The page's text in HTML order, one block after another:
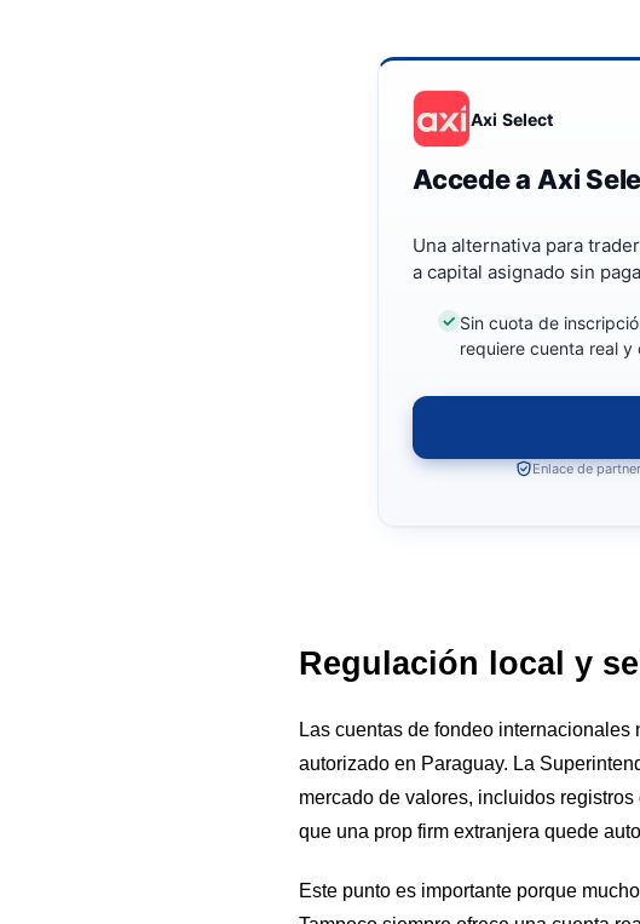
Axi Select
Accede a Axi
Una alternativa para
a capital asignado sin
Sin cuota de
requiere cuenta real y
Enlace de
Regulación local y
Las cuentas de fondeo
autorizado en Paraguay. La
mercado de valores, incluidos
que una prop firm extranjera quede
Este punto es importante porque